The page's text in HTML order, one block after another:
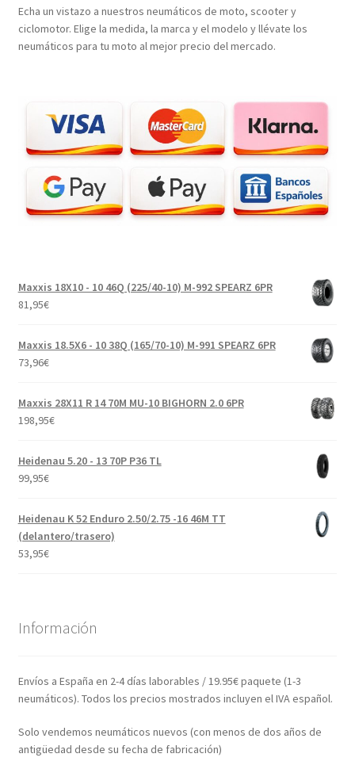
Echa un vistazo a nuestros neumáticos de moto, scooter y
ciclomotor. Elige la medida, la marca y el modelo y llévate los
neumáticos para tu moto al mejor precio del mercado.
Maxxis 18X10 - 10 46Q (225/40-10) M-992 SPEARZ 6PR
81,95€
Maxxis 18.5X6 - 10 38Q (165/70-10) M-991 SPEARZ 6PR
73,96€
Maxxis 28X11 R 14 70M MU-10 BIGHORN 2.0 6PR
198,95€
Heidenau 5.20 - 13 70P P36 TL
99,95€
Heidenau K 52 Enduro 2.50/2.75 -16 46M TT
(delantero/trasero)
53,95€
Información
Envíos a España en 2-4 días laborables / 19.95€ paquete (1-3
neumáticos). Todos los precios mostrados incluyen el IVA español.
Solo vendemos neumáticos nuevos (con menos de dos años de
antigüedad desde su fecha de fabricación)